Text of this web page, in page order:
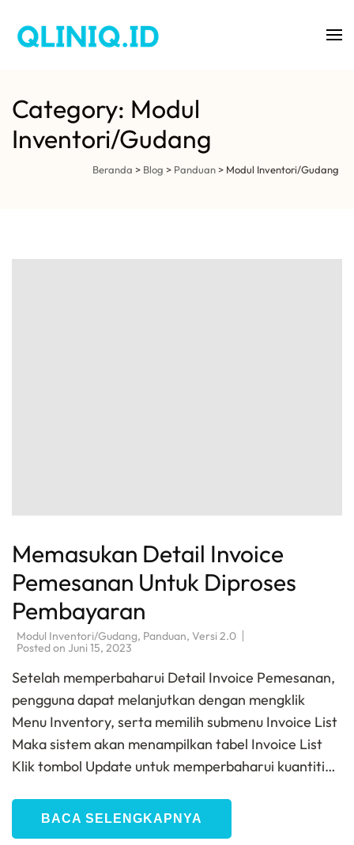
QLINIQ
Category: Modul
Inventori/Gudang
Beranda > Blog > Panduan > Modul Inventori/Gudang
Memasukan Detail Invoice
Pemesanan Untuk Diproses
Pembayaran
Modul Inventori/Gudang, Panduan, Versi 2.0
Posted on Juni 15, 2023
Setelah memperbaharui Detail Invoice Pemesanan,
pengguna dapat melanjutkan dengan mengklik
Menu Inventory, serta memilih submenu Invoice List
Maka sistem akan menampilkan tabel Invoice List
Klik tombol Update untuk memperbaharui kuantiti…
BACA SELENGKAPNYA